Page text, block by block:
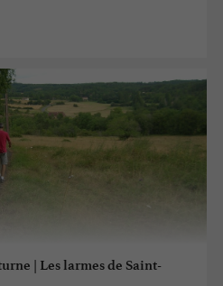
| Les larmes de Saint-